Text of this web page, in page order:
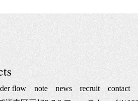
flow note news recruit
contact